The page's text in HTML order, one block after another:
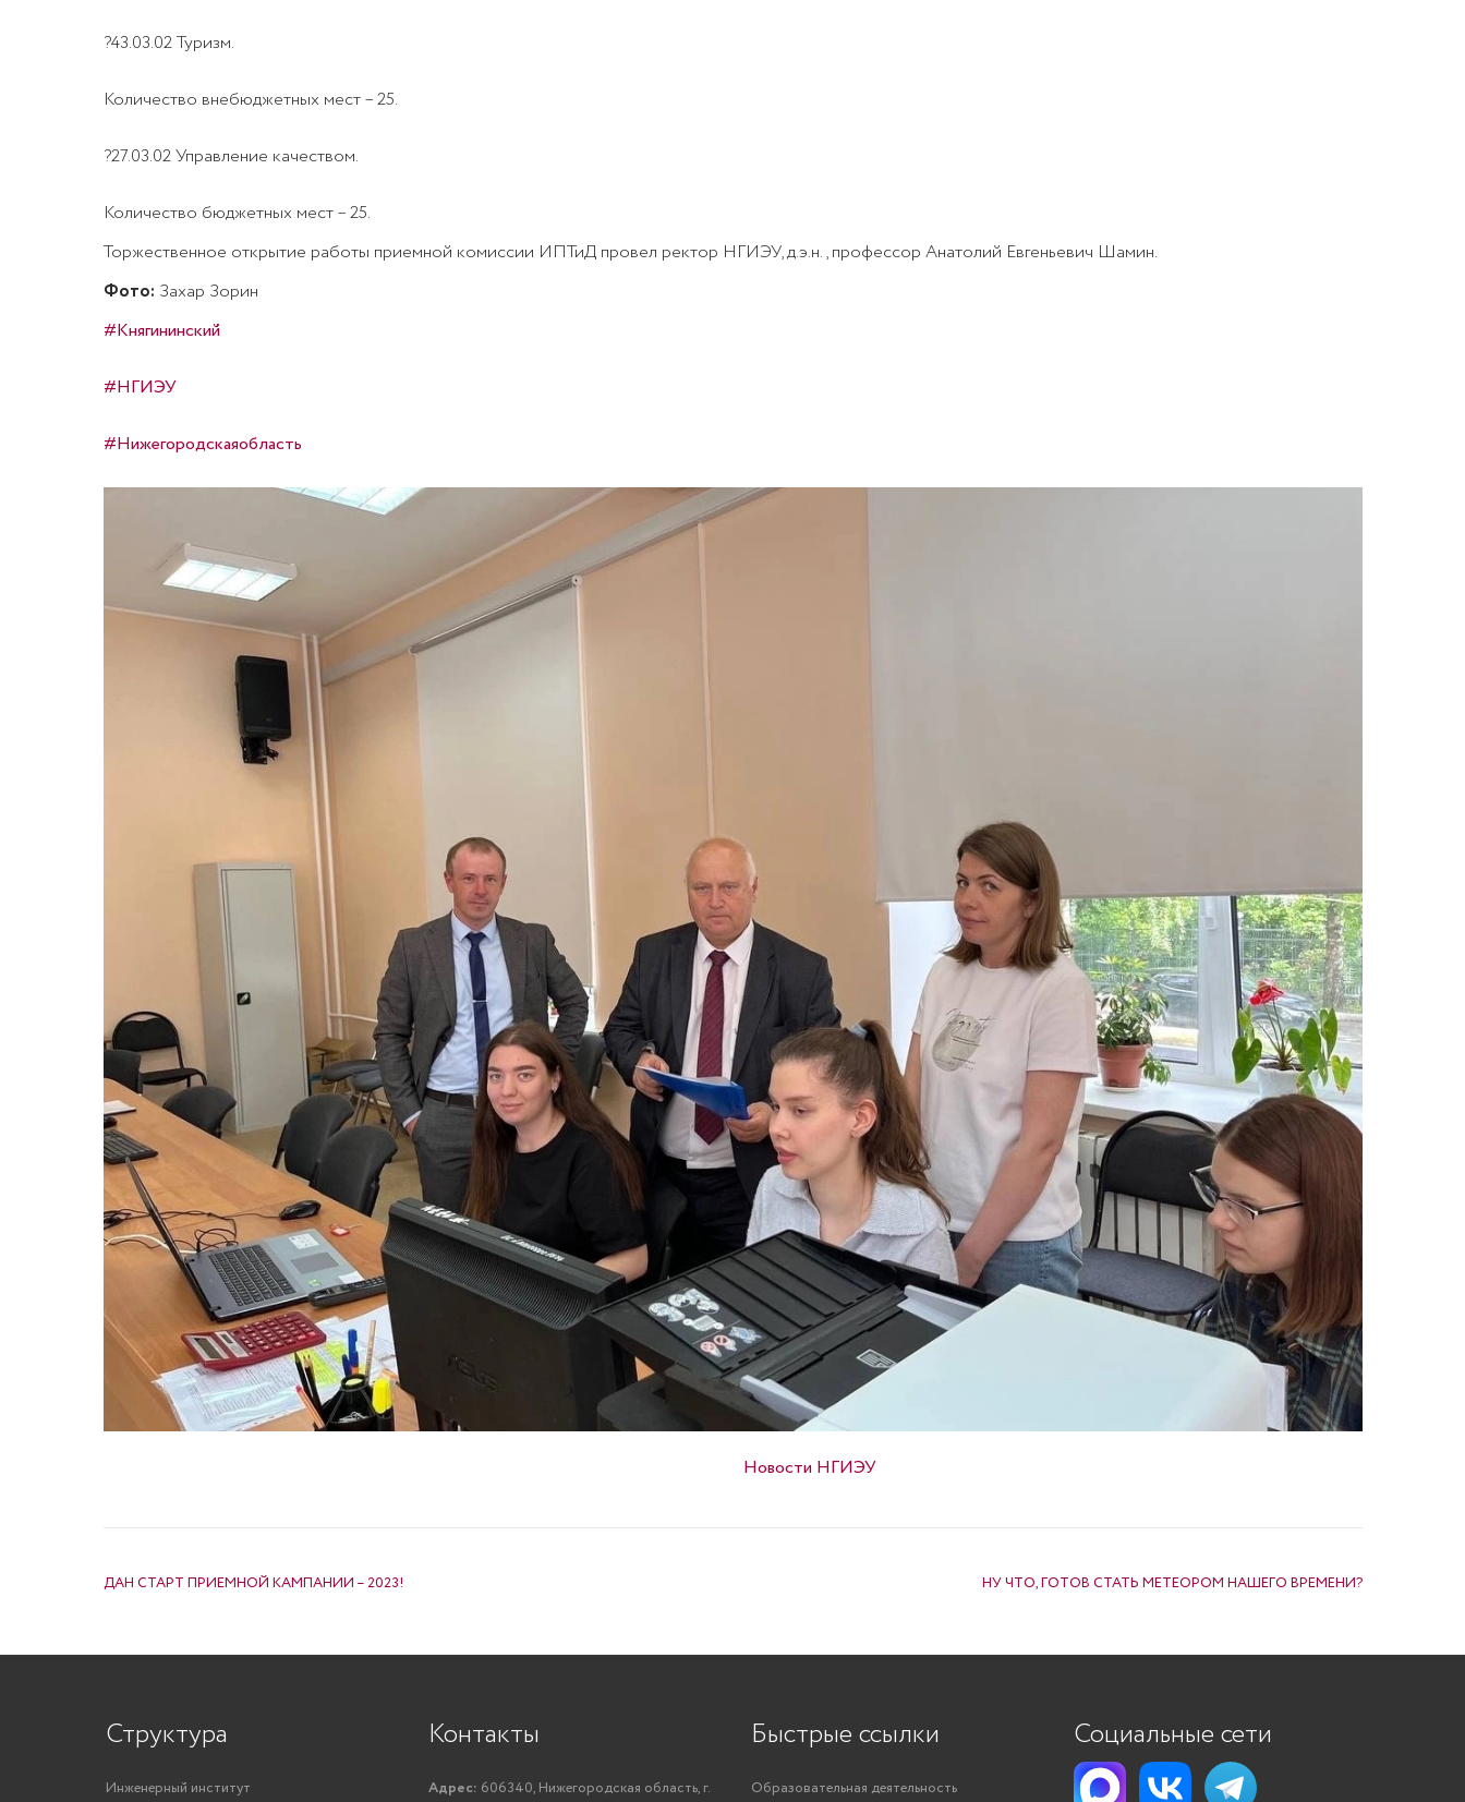
?43.03.02 Туризм.
Количество внебюджетных мест – 25.
?27.03.02 Управление качеством.
Количество бюджетных мест – 25.
Торжественное открытие работы приемной комиссии ИПТиД провел ректор НГИЭУ, д.э.н., профессор Анатолий Евгеньевич Шамин.
Фото: Захар Зорин
#Княгининский
#НГИЭУ
#Нижегородскаяобласть
Новости НГИЭУ
ДАН СТАРТ ПРИЕМНОЙ КАМПАНИИ – 2023! НУ ЧТО, ГОТОВ СТАТЬ МЕТЕОРОМ НАШЕГО ВРЕМЕНИ?
Структура
Инженерный институт
Контакты
Адрес: 606340, Нижегородская область, г.
Быстрые ссылки
Образовательная деятельность
Социальные сети